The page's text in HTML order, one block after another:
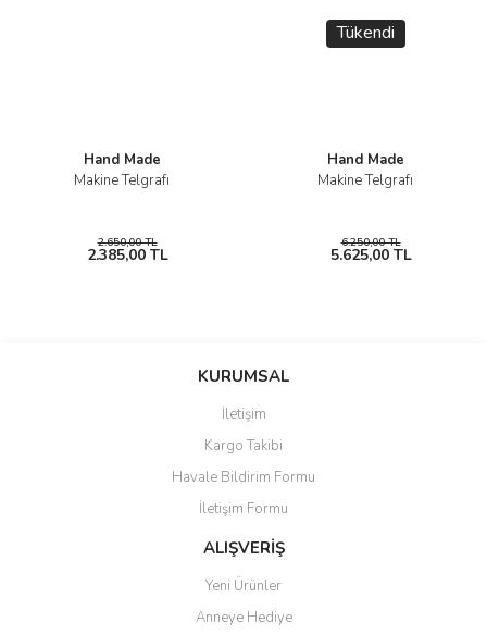
Hand Made
Makine Telgrafı
2.650,00 TL
2.385,00 TL
Tükendi
Hand Made
Makine Telgrafı
6.250,00 TL
5.625,00 TL
KURUMSAL
İletişim
Kargo Takibi
Havale Bildirim Formu
İletişim Formu
ALIŞVERİŞ
Yeni Ürünler
Anneye Hediye